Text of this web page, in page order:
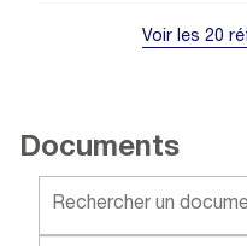
Voir les 20
Documents